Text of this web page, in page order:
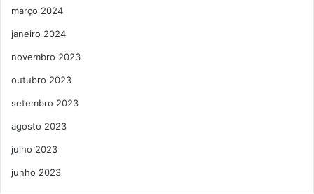
março 2024
janeiro 2024
novembro 2023
outubro 2023
setembro 2023
agosto 2023
julho 2023
junho 2023